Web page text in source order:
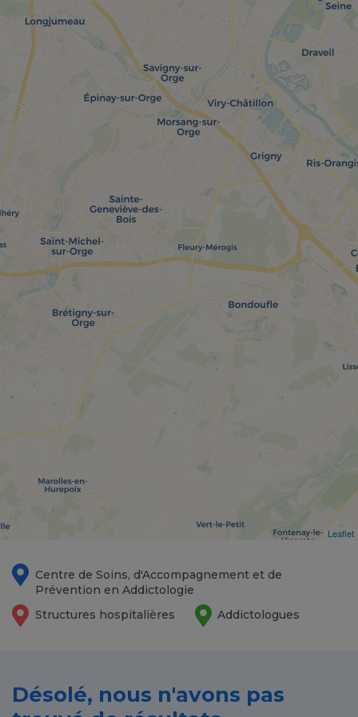
Leaflet
Centre de Soins, d'Accompagnement et de
Prévention en Addictologie
Structures hospitalières
Addictologues
Désolé, nous n'avons pas